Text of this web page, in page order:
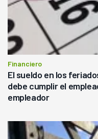
Financiero
El sueldo en los
debe cumplir el
empleador